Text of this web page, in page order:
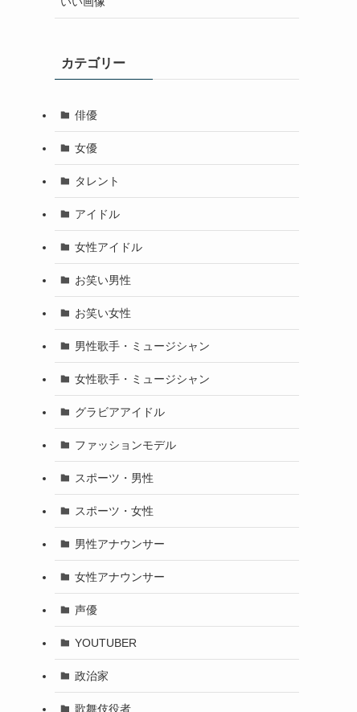
カテゴリー
俳優
女優
タレント
アイドル
女性アイドル
お笑い男性
お笑い女性
男性歌手・ミュージシャン
女性歌手・ミュージシャン
グラビアアイドル
ファッションモデル
スポーツ・男性
スポーツ・女性
男性アナウンサー
女性アナウンサー
声優
YOUTUBER
政治家
歌舞伎役者